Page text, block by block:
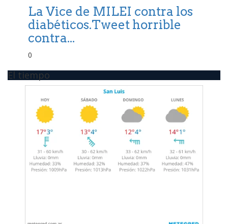
La Vice de MILEI contra los
diabéticos.Tweet horrible
contra...
0
El tiempo